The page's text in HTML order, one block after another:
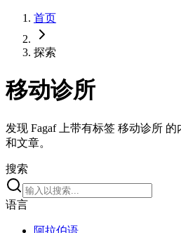
首页
探索
移动诊所
发现 Fagaf 上带有标签 移动诊所
和文章。
搜索
语言
阿拉伯语